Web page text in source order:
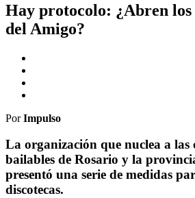
Hay protocolo: ¿Abren los
del Amigo?
PorImpulso
La organización que nuclea a las
bailables de Rosario y la
presentó una serie de medidas
discotecas.